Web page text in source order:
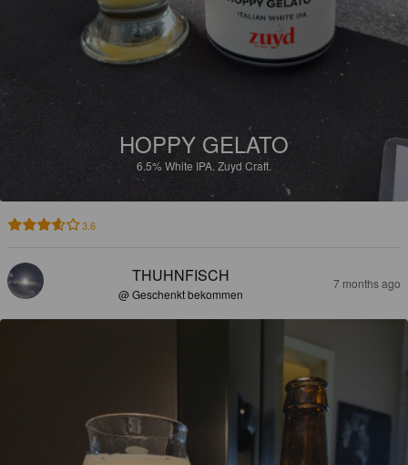
HOPPY GELATO
6.5%White IPA. Zuyd Craft.
3.6
THUHNFISCH
@ Geschenkt bekommen
7 months ago